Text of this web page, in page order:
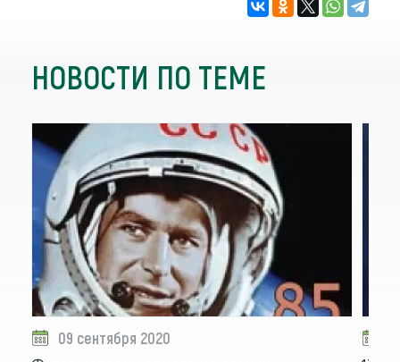
НОВОСТИ ПО ТЕМЕ
09 сентября 2020